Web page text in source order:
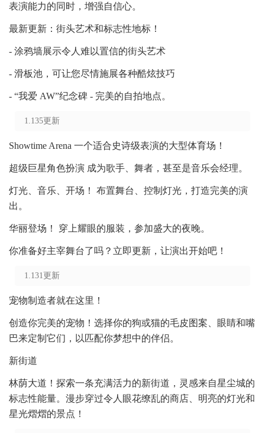
表演能力的同时，增强自信心。
最新更新：街头艺术和标志性地标！
- 涂鸦墙展示令人难以置信的街头艺术
- 滑板池，可让您尽情施展各种酷炫技巧
- “我爱 AW”纪念碑 - 完美的自拍地点。
1.135更新
Showtime Arena 一个适合史诗级表演的大型体育场！
超级巨星角色扮演 成为歌手、舞者，甚至是音乐会经理。
灯光、音乐、开场！ 布置舞台、控制灯光，打造完美的演
出。
华丽登场！ 穿上耀眼的服装，参加盛大的夜晚。
你准备好主宰舞台了吗？立即更新，让演出开始吧！
1.131更新
宠物制造者就在这里！
创造你完美的宠物！选择你的狗或猫的毛皮图案、眼睛和嘴
巴来定制它们，以匹配你梦想中的伴侣。
新街道
林荫大道！探索一条充满活力的新街道，灵感来自星尘城的
标志性能量。漫步穿过令人眼花缭乱的商店、明亮的灯光和
星光熠熠的景点！